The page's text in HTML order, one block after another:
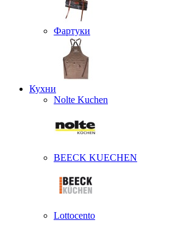
Фартуки
Кухни
Nolte Kuchen
BEECK KUECHEN
Lottocento